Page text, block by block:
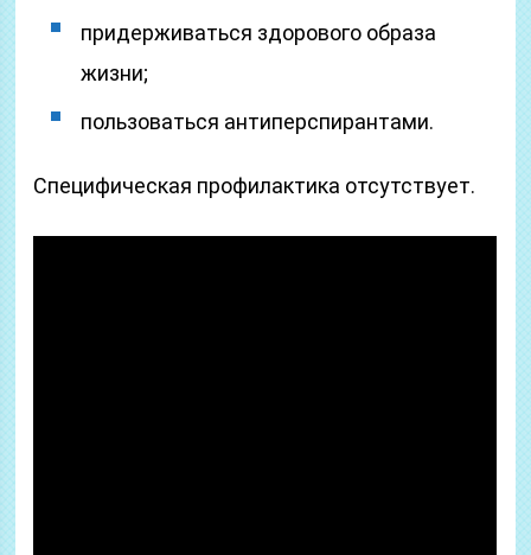
придерживаться здорового образа
жизни;
пользоваться антиперспирантами.
Специфическая профилактика отсутствует.